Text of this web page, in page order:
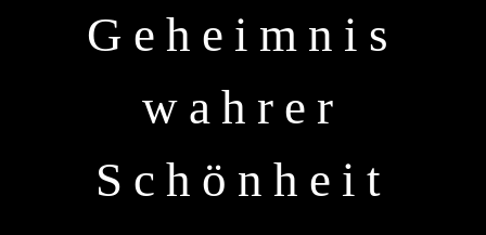
Geheimnis
wahrer
Schönheit